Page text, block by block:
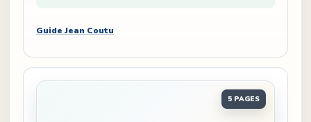
Guide Jean Coutu
5 PAGES
Ouvrir Circulaire Jean Coutu du 6 au 12 août 2026